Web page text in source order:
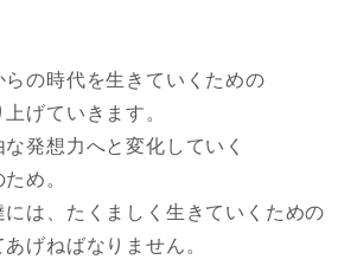
の時代を生きていくための
げていきます。
発想力へと変化していく
め。
には、たくましく生きていくための
げねばなりません。